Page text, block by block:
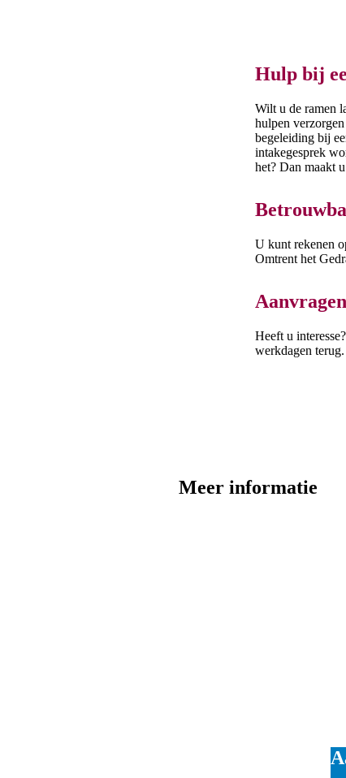
Hulp bij
Wilt u de ramen
hulpen
begeleiding bij
intakegesprek
het? Dan maakt
U kunt rekenen
Omtrent het
Heeft u
werkdagen
Meer informatie